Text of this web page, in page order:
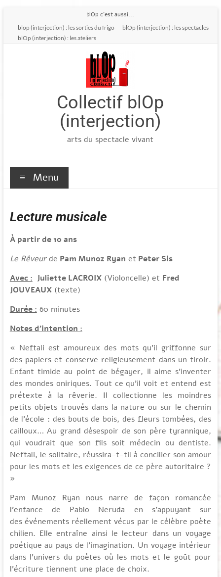
contenu
blOp c'est aussi...
blop (interjection) : les sorties du frigo
blOp (interjection) : les spectacles
blOp (interjection) : les ateliers
Collectif blOp
(interjection)
arts du spectacle vivant
Menu
Lecture musicale
À partir de 10 ans
Le Rêveurde Pam Munoz Ryan et Peter Sis
Avec : Juliette LACROIX(Violoncelle) et Fred
JOUVEAUX(texte)
Durée : 60 minutes
Notes d’intention :
« Neftali est amoureux des mots qu’il griffonne sur
des papiers et conserve religieusement dans un tiroir.
Enfant timide au point de bégayer, il aime s’inventer
des mondes oniriques. Tout ce qu’il voit et entend est
prétexte à la rêverie. Il collectionne les moindres
petits objets trouvés dans la nature ou sur le chemin
de l’école : des bouts de bois, des fleurs tombées, des
cailloux… Au grand désespoir de son père tyrannique,
qui voudrait que son fils soit médecin ou dentiste.
Neftali, le solitaire, réussira-t-til à concilier son amour
pour les mots et les exigences de ce père autoritaire ?
»
Pam Munoz Ryan nous narre de façon romancée
l’enfance de Pablo Neruda en s’appuyant sur
des événements réellement vécus par le célèbre poète
chilien. Elle entraîne ainsi le lecteur dans un voyage
poétique au pays de l’imagination. Un voyage intérieur
dans l’univers du poètes où les mots et le goût pour
l’écriture tiennent une place de choix.